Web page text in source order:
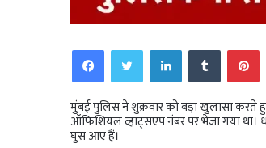
FacebookTwitterLinkedInTumblr
मुंबई पुलिस ने शुक्रवार को बड़ा खुलासा करते
ऑफिशियल व्हाट्सएप नंबर पर भेजा गया था।
घुस आए हैं।